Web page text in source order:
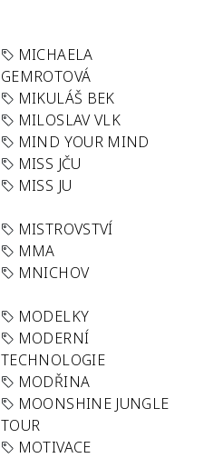
MICHAELA
GEMROTOVÁ
MIKULÁŠ BEK
MILOSLAV VLK
MIND YOUR MIND
MISS JČU
MISS JU
MISTROVSTVÍ
MMA
MNICHOV
MODELKY
MODERNÍ
TECHNOLOGIE
MODŘINA
MOONSHINE JUNGLE
TOUR
MOTIVACE